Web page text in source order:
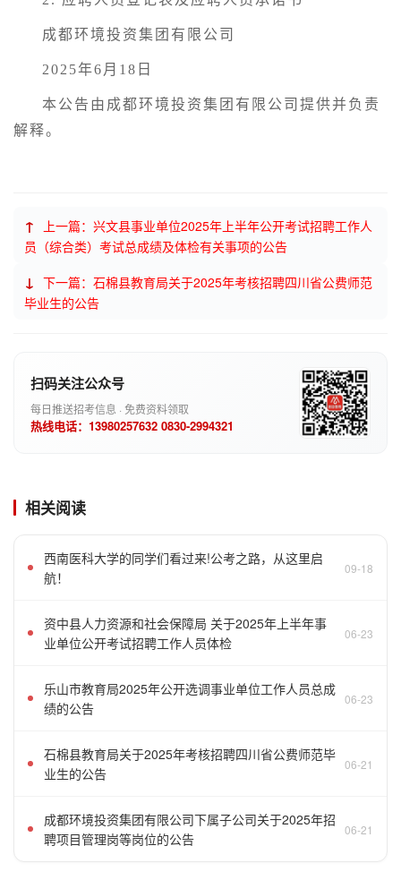
成都环境投资集团有限公司
2025年6月18日
本公告由成都环境投资集团有限公司提供并负责
解释。
↑
上一篇：兴文县事业单位2025年上半年公开考试招聘工作人
员（综合类）考试总成绩及体检有关事项的公告
↓ 下一篇：石棉县教育局关于2025年考核招聘四川省公费师范
毕业生的公告
扫码关注公众号
每日推送招考信息 · 免费资料领取
热线电话：13980257632 0830-2994321
相关阅读
西南医科大学的同学们看过来!公考之路，从这里启
航！
09-18
资中县人力资源和社会保障局 关于2025年上半年事
业单位公开考试招聘工作人员体检
06-23
乐山市教育局2025年公开选调事业单位工作人员总成
绩的公告
06-23
石棉县教育局关于2025年考核招聘四川省公费师范毕
业生的公告
06-21
成都环境投资集团有限公司下属子公司关于2025年招
聘项目管理岗等岗位的公告
06-21